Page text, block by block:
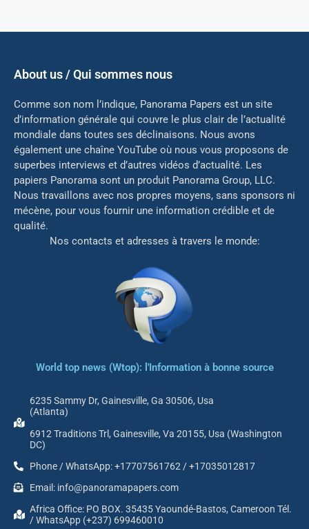
About us / Qui sommes nous
Comme son nom l’indique, Panorama Papers est un site
d’information générale qui couvre le plus clair de l’actualité
mondiale dans toutes ses déclinaisons. Nous avons
également une chaîne YouTube où nous vous proposons de
superbes interviews et d’autres vidéos d’actualité. Les
papiers Panorama sont un produit Panorama Group, LLC.
Nous travaillons avec nos propres moyens, sans sponsors ni
mécène, pour vous fournir une information crédible et de
qualité.
Nos contacts et adresses à travers le monde:
World top news (Wtop): l'Information à bonne source
6235 Sammy Dr, Gainesville, Ga 30506, Usa
(Atlanta)
6912 Traditions Trl, Gainesville, Va 20155, Usa (Washington
DC)
Phone / WhatsApp: +17707561762 / +17035012817
Email: info@panoramapapers.com
Africa Office: PO BOX. 35435 Yaoundé-Bastos, Cameroon Tél.
/ WhatsApp (+237) 699460010